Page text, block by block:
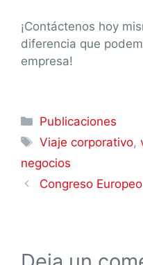
¡Contáctenos hoy
diferencia que
empresa!
Publicaciones
Viaje corporativo,
negocios
Congreso